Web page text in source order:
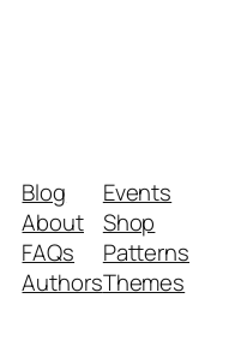
Blog
About
FAQs
Authors
Events
Shop
Patterns
Themes